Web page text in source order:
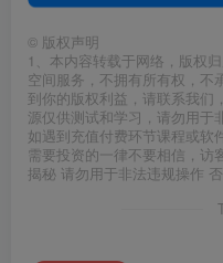
© 版权声明
1、本内容转载于网络，版权
空间服务，不拥有所有权，不
到你的版权利益，请联系我们
源仅供测试和学习，请勿用于
如遇到充值付费环节课程或
需要投资的一律不要相信，访
揭秘 请勿用于非法违规操作